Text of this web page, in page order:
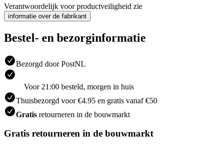
Verantwoordelijk voor productveiligheid zie
informatie over de fabrikant
Bestel- en bezorginformatie
Bezorgd door PostNL
Voor 21:00 besteld, morgen in huis
Thuisbezorgd voor €4.95 en gratis vanaf €50
Gratis retourneren in de bouwmarkt
Gratis retourneren in de bouwmarkt